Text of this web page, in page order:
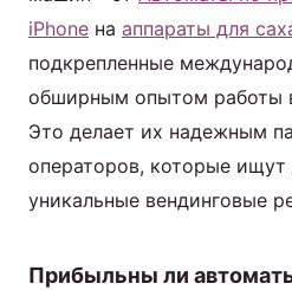
iPhone на аппараты для
подкрепленные
обширным опытом работы
Это делает их надежным
операторов, которые ищут
уникальные вендинговые
Прибыльны ли